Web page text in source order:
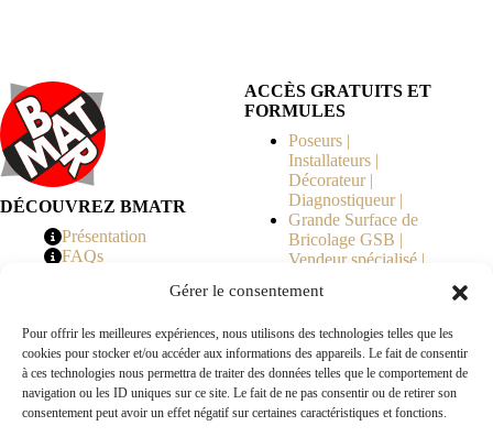
Gérer le consentement
Pour offrir les meilleures expériences, nous utilisons des technologies telles que les
cookies pour stocker et/ou accéder aux informations des appareils. Le fait de consentir
à ces technologies nous permettra de traiter des données telles que le comportement de
navigation ou les ID uniques sur ce site. Le fait de ne pas consentir ou de retirer son
consentement peut avoir un effet négatif sur certaines caractéristiques et fonctions.
DÉCOUVREZ BMATR
Présentation
FAQs
ACCÈS GRATUITS ET
FORMULES
Poseurs |
Installateurs |
Décorateur |
Diagnostiqueur |
Grande Surface de
Bricolage GSB |
Vendeur spécialisé |
Copropriété | MOE |
en Travaux |
Fabricants | Marque |
© 2026 BMATR® — Tous droits réservés.